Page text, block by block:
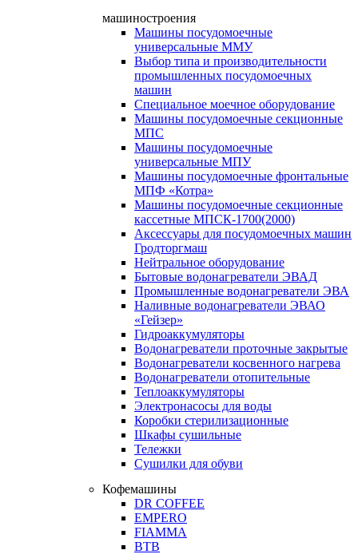
машиностроения
Машины посудомоечные
универсальные ММУ
Выбор типа и производительности
промышленных посудомоечных
машин
Специальное моечное оборудование
Машины посудомоечные секционные
МПС
Машины посудомоечные
универсальные МПУ
Машины посудомоечные фронтальные
МПФ «Котра»
Машины посудомоечные секционные
кассетные МПСК-1700(2000)
Аксессуары для посудомоечных машин
Гродторгмаш
Нейтральное оборудование
Бытовые водонагреватели ЭВАД
Промышленные водонагреватели ЭВА
Наливные водонагреватели ЭВАО
«Гейзер»
Гидроаккумуляторы
Водонагреватели проточные закрытые
Водонагреватели косвенного нагрева
Водонагреватели отопительные
Теплоаккумуляторы
Электронасосы для воды
Коробки стерилизационные
Шкафы сушильные
Тележки
Сушилки для обуви
Кофемашины
DR COFFEE
EMPERO
FIAMMA
BTB